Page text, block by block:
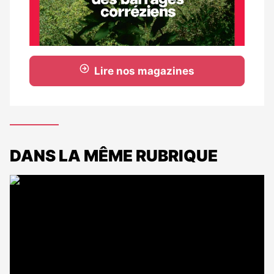
Lire nos magazines
DANS LA MÊME RUBRIQUE